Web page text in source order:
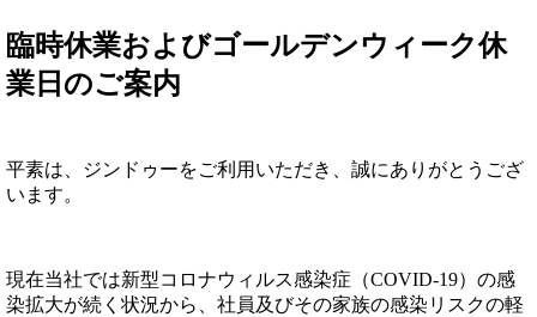
臨時休業およびゴールデンウィーク休
業日のご案内
平素は、ジンドゥーをご利用いただき、誠にありがとうござ
います。
現在当社では新型コロナウィルス感染症（COVID-19）の感
染拡大が続く状況から、社員及びその家族の感染リスクの軽